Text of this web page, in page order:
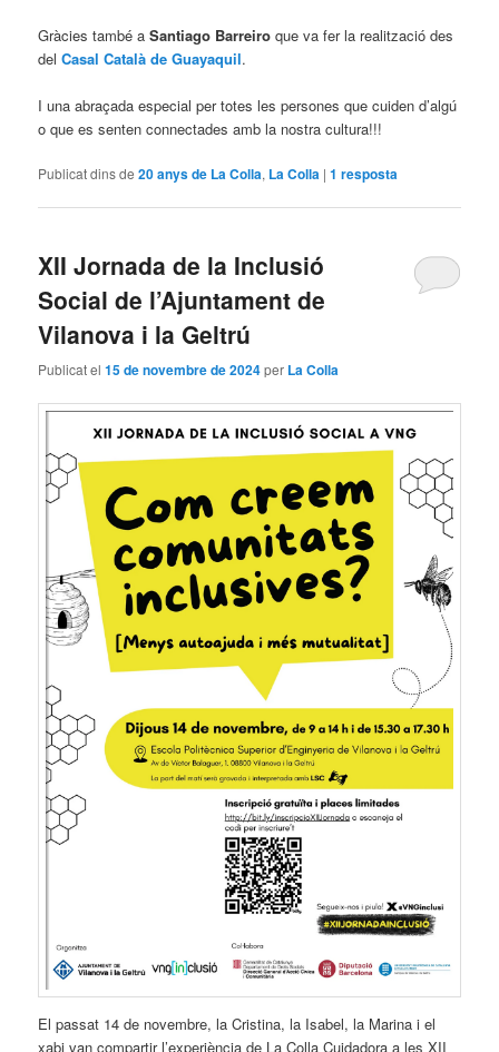
Gràcies també aSantiago Barreiro que va fer la realització des
delCasal Català de Guayaquil.
I una abraçada especial per totes les persones que cuiden d’algú
o que es senten connectades amb la nostra cultura!!!
Publicat dins de 20 anys de La Colla, La Colla |1 resposta
XII Jornada de la Inclusió
Social de l’Ajuntament de
Vilanova i la Geltrú
Publicat el15 de novembre de 2024per La Colla
El passat 14 de novembre, la Cristina, la Isabel, la Marina i el
xabi van compartir l’experiència de La Colla Cuidadora a les XII